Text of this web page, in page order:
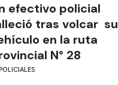
efectivo policial
tras volcar su
en la ruta
N° 28